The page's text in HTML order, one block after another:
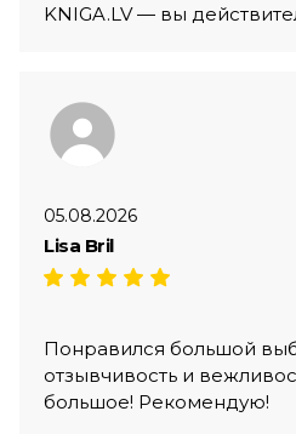
KNIGA.LV — вы
05.08.2026
Lisa Bril
Понравился большой
отзывчивость и
большое! Рекомендую!